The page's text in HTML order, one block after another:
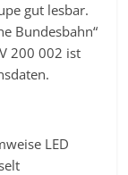
gut lesbar.
Bundesbahn“
200 002 ist
LED